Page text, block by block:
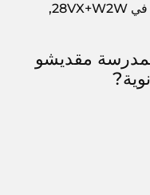
مدرسة مقديشو الإبتدائية والثانوية, تقع في 28VX+W2W,
مقديشو